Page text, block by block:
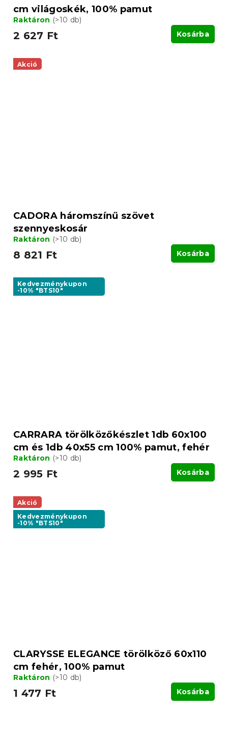
cm világoskék, 100% pamut
Raktáron (>10 db)
2 627 Ft Kosárba
Akció
CADORA háromszínű szövet
szennyeskosár
Raktáron (>10 db)
8 821 Ft Kosárba
Kedvezménykupon
-10% "BTS10"
CARRARA törölközőkészlet 1db 60x100
cm és 1db 40x55 cm 100% pamut, fehér
Raktáron (>10 db)
2 995 Ft Kosárba
Akció
Kedvezménykupon
-10% "BTS10"
CLARYSSE ELEGANCE törölköző 60x110
cm fehér, 100% pamut
Raktáron (>10 db)
1 477 Ft Kosárba